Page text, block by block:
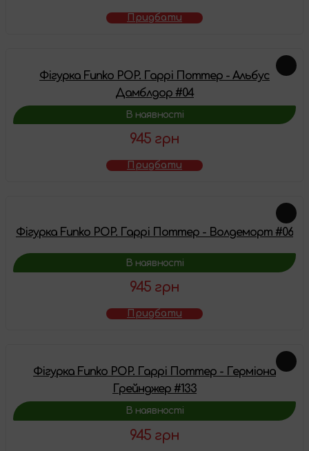
Придбати
Фігурка Funko POP. Гаррі Поттер - Альбус
Дамблдор #04
В наявності
945 грн
Придбати
Фігурка Funko POP. Гаррі Поттер - Волдеморт #06
В наявності
945 грн
Придбати
Фігурка Funko POP. Гаррі Поттер - Герміона
Грейнджер #133
В наявності
945 грн